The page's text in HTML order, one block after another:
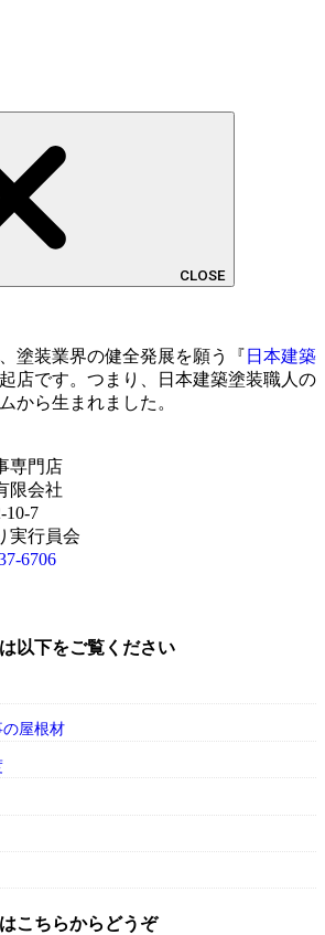
CLOSE
塗装業界の健全発展を願う『 日本建築
店です。つまり、日本建築塗装職人の
から生まれました。
専門店
限会社
10-7
実行員会
6706
以下をご覧ください
屋根材
こちらからどうぞ